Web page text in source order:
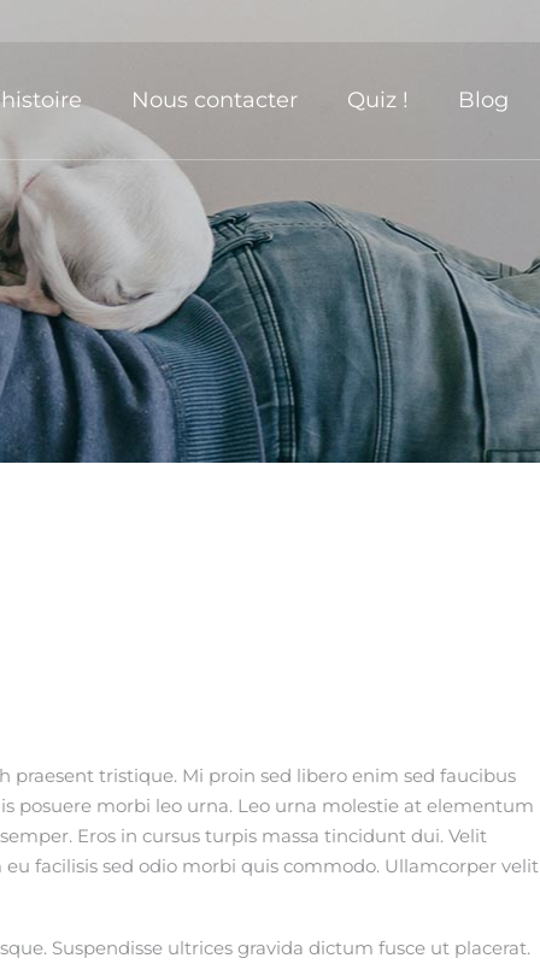
Nous contacter Quiz ! Blog
tristique. Mi proin sed libero enim sed faucibus
posuere morbi leo urna. Leo urna molestie at elementum
Eros in cursus turpis massa tincidunt dui. Velit
facilisis sed odio morbi quis commodo. Ullamcorper velit
Suspendisse ultrices gravida dictum fusce ut placerat.